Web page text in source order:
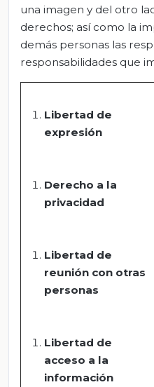
una imagen y del otro
derechos; así como la
demás personas las
responsabilidades que
Libertad de
expresión
Derecho a la
privacidad
Libertad de
reunión con otras
personas
Libertad de
acceso a la
información